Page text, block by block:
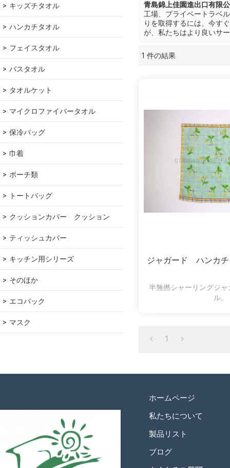
キッズチタオル
ハンカチタオル
フェイスタオル
バスタオル
タオルケット
マイクロファイバータオル
保冷バッグ
巾着
ポーチ類
トートバッグ
クッションカバー　クッション
ティッシュカバー
キッチン用シリーズ
そのほか
エコバック
マスク
青島錦上佳園進出口有限
工場、プライベートラベル
りを取得するには、今す
が、私たちはより良いサ
1 件の結果
ショーケース
ジャガード ハンカ
半無撚シャーリングジ
ル。
1
ホームページ
私たちについて
製品リスト
ブログ